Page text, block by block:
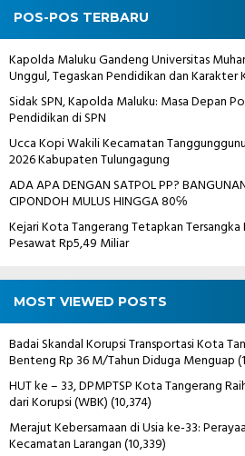
POS-POS TERBARU
Kapolda Maluku Gandeng Universitas
Unggul, Tegaskan Pendidikan dan Karakter
Sidak SPN, Kapolda Maluku: Masa Depan
Pendidikan di SPN
Ucca Kopi Wakili Kecamatan
2026 Kabupaten Tulungagung
ADA APA DENGAN SATPOL PP?
CIPONDOH MULUS HINGGA 80℅
Kejari Kota Tangerang Tetapkan
Pesawat Rp5,49 Miliar
MOST VIEWED POSTS
Badai Skandal Korupsi Transportasi Kota
Benteng Rp 36 M/Tahun Diduga Menguap
HUT ke – 33, DPMPTSP Kota Tangerang
dari Korupsi (WBK)(10,374)
Merajut Kebersamaan di Usia ke-33:
Kecamatan Larangan(10,339)